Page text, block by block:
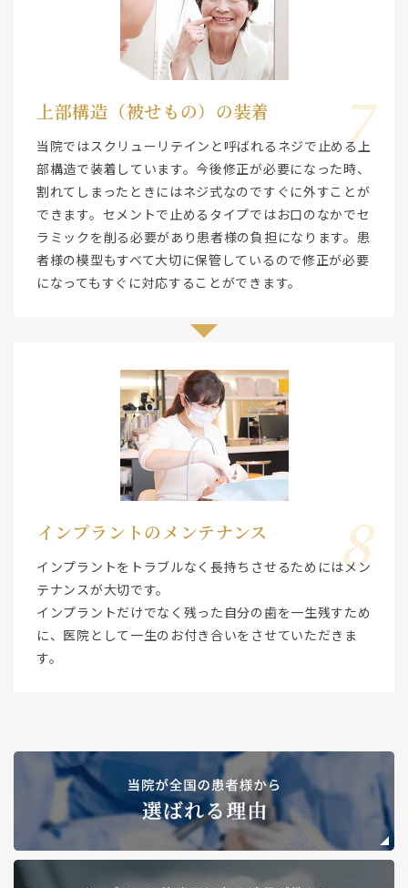
7
上部構造（被せもの）の装着
当院ではスクリューリテインと呼ばれるネジで止める上
部構造で装着しています。今後修正が必要になった時、
割れてしまったときにはネジ式なのですぐに外すことが
できます。セメントで止めるタイプではお口のなかでセ
ラミックを削る必要があり患者様の負担になります。患
者様の模型もすべて大切に保管しているので修正が必要
になってもすぐに対応することができます。
8
インプラントのメンテナンス
インプラントをトラブルなく長持ちさせるためにはメン
テナンスが大切です。
インプラントだけでなく残った自分の歯を一生残すため
に、医院として一生のお付き合いをさせていただきま
す。